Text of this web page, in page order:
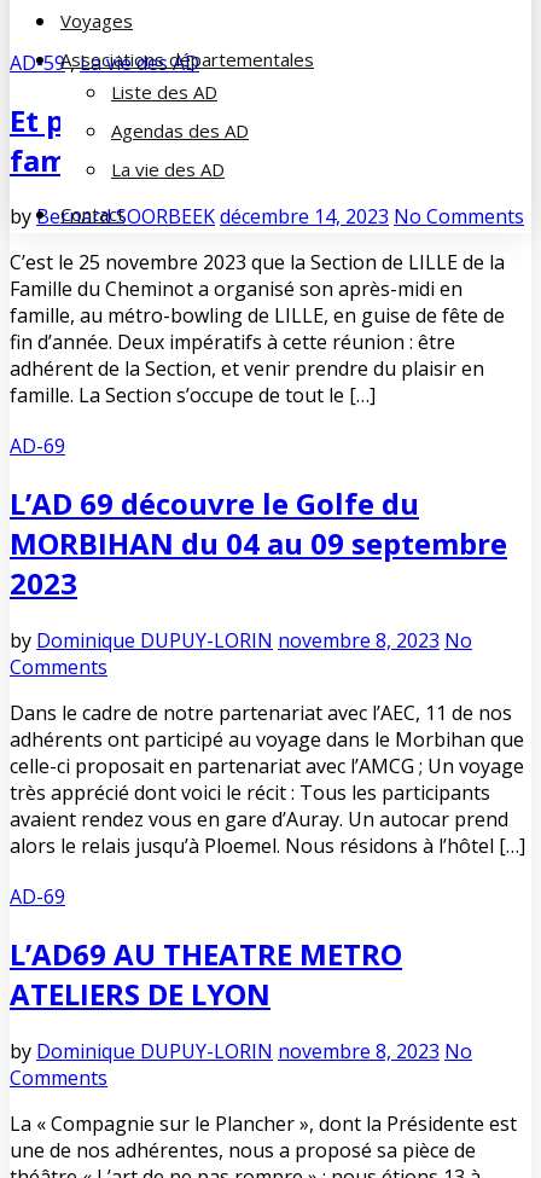
Voyages
Associations départementales
Liste des AD
Agendas des AD
La vie des AD
Contact
AD-59,La vie des AD
Et pourquoi pas un … bowling en
famille !
byBernard SOORBEEKdécembre 14, 2023 No Comments
C’est le 25 novembre 2023 que la Section de LILLE de la
Famille du Cheminot a organisé son après-midi en
famille, au métro-bowling de LILLE, en guise de fête de
fin d’année. Deux impératifs à cette réunion : être
adhérent de la Section, et venir prendre du plaisir en
famille. La Section s’occupe de tout le […]
AD-69
L’AD 69 découvre le Golfe du
MORBIHAN du 04 au 09 septembre
2023
by Dominique DUPUY-LORIN novembre 8, 2023 No
Comments
Dans le cadre de notre partenariat avec l’AEC, 11 de nos
adhérents ont participé au voyage dans le Morbihan que
celle-ci proposait en partenariat avec l’AMCG ; Un voyage
très apprécié dont voici le récit : Tous les participants
avaient rendez vous en gare d’Auray. Un autocar prend
alors le relais jusqu’à Ploemel. Nous résidons à l’hôtel […]
AD-69
L’AD69 AU THEATRE METRO
ATELIERS DE LYON
by Dominique DUPUY-LORIN novembre 8, 2023 No
Comments
La « Compagnie sur le Plancher », dont la Présidente est
une de nos adhérentes, nous a proposé sa pièce de